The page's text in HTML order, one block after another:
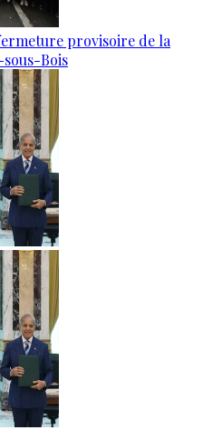
provisoire de la
sous-Bois